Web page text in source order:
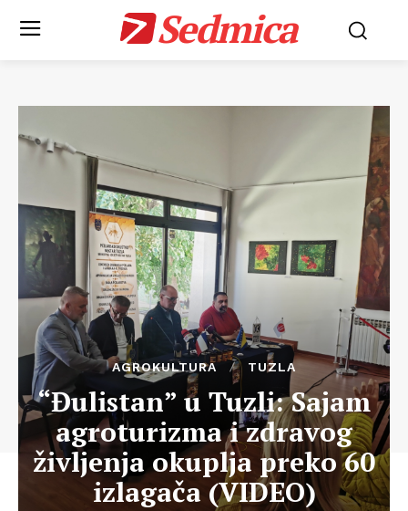
Sedmica
AGROKULTURA TUZLA
“Đulistan” u Tuzli: Sajam
agroturizma i zdravog
življenja okuplja preko 60
izlagača (VIDEO)